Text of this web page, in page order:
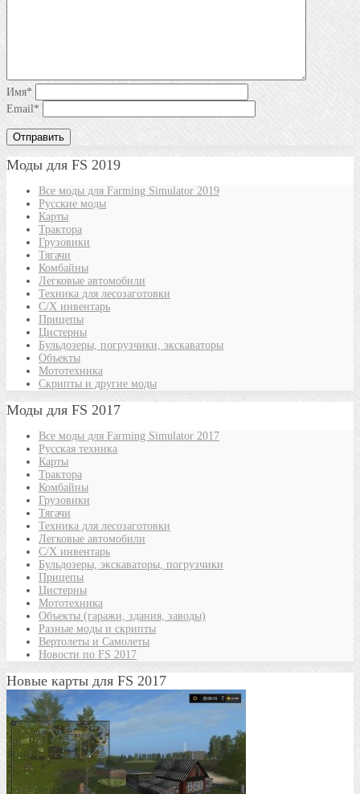
Имя*
Email*
Моды для FS 2019
Все моды для Farming Simulator 2019
Русские моды
Карты
Трактора
Грузовики
Тягачи
Комбайны
Легковые автомобили
Техника для лесозаготовки
С/Х инвентарь
Прицепы
Цистерны
Бульдозеры, погрузчики, экскаваторы
Объекты
Мототехника
Скрипты и другие моды
Моды для FS 2017
Все моды для Farming Simulator 2017
Русская техника
Карты
Трактора
Комбайны
Грузовики
Тягачи
Техника для лесозаготовки
Легковые автомобили
С/Х инвентарь
Бульдозеры, экскаваторы, погрузчики
Прицепы
Цистерны
Мототехника
Объекты (гаражи, здания, заводы)
Разные моды и скрипты
Вертолеты и Самолеты
Новости по FS 2017
Новые карты для FS 2017